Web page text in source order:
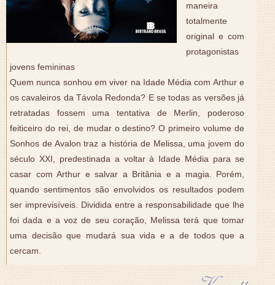
maneira
totalmente
original e com
protagonistas
jovens femininas
Quem nunca sonhou em viver na Idade Média com Arthur e
os cavaleiros da Távola Redonda? E se todas as versões já
retratadas fossem uma tentativa de Merlin, poderoso
feiticeiro do rei, de mudar o destino? O primeiro volume de
Sonhos de Avalon traz a história de Melissa, uma jovem do
século XXI, predestinada a voltar à Idade Média para se
casar com Arthur e salvar a Britânia e a magia. Porém,
quando sentimentos são envolvidos os resultados podem
ser imprevisíveis. Dividida entre a responsabilidade que lhe
foi dada e a voz de seu coração, Melissa terá que tomar
uma decisão que mudará sua vida e a de todos que a
cercam.